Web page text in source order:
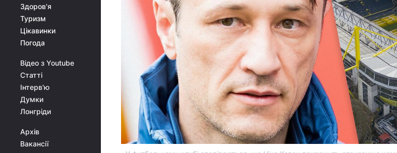
Здоров'я
Туризм
Цікавинки
Погода
Відео з Youtube
Статті
Інтерв'ю
Думки
Лонгріди
Архів
Вакансії